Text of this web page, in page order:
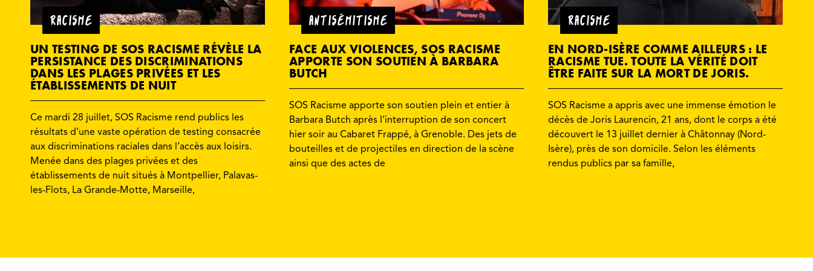
RACISME
UN TESTING DE SOS RACISME RÉVÈLE LA
PERSISTANCE DES DISCRIMINATIONS
DANS LES PLAGES PRIVÉES ET LES
ÉTABLISSEMENTS DE NUIT
Ce mardi 28 juillet, SOS Racisme rend publics les
résultats d’une vaste opération de testing consacrée
aux discriminations raciales dans l’accès aux loisirs.
Menée dans des plages privées et des
établissements de nuit situés à Montpellier, Palavas-
les-Flots, La Grande-Motte, Marseille,
ANTISÉMITISME
FACE AUX VIOLENCES, SOS RACISME
APPORTE SON SOUTIEN À BARBARA
BUTCH
SOS Racisme apporte son soutien plein et entier à
Barbara Butch après l’interruption de son concert
hier soir au Cabaret Frappé, à Grenoble. Des jets de
bouteilles et de projectiles en direction de la scène
ainsi que des actes de
RACISME
EN NORD-ISÈRE COMME AILLEURS : LE
RACISME TUE. TOUTE LA VÉRITÉ DOIT
ÊTRE FAITE SUR LA MORT DE JORIS.
SOS Racisme a appris avec une immense émotion le
décès de Joris Laurencin, 21 ans, dont le corps a été
découvert le 13 juillet dernier à Châtonnay (Nord-
Isère), près de son domicile. Selon les éléments
rendus publics par sa famille,